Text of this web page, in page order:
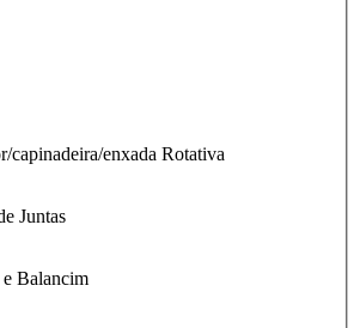
capinadeira/enxada Rotativa
Juntas
Balancim